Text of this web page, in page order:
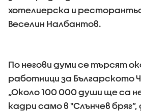
хотелиерска и
Веселин Налбантов.
По негови думи се търсят
работници за Българското
„Около 100 000 души ще са
кадри само в "Слънчев